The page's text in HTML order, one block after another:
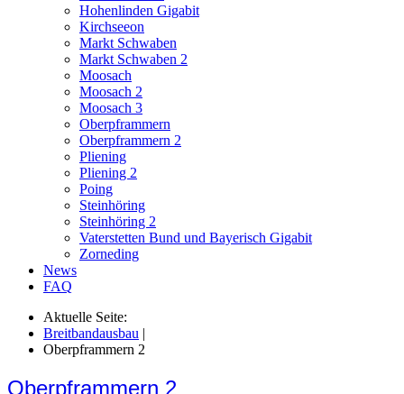
Hohenlinden Gigabit
Kirchseeon
Markt Schwaben
Markt Schwaben 2
Moosach
Moosach 2
Moosach 3
Oberpframmern
Oberpframmern 2
Pliening
Pliening 2
Poing
Steinhöring
Steinhöring 2
Vaterstetten Bund und Bayerisch Gigabit
Zorneding
News
FAQ
Aktuelle Seite:
Breitbandausbau |
Oberpframmern 2
Oberpframmern 2